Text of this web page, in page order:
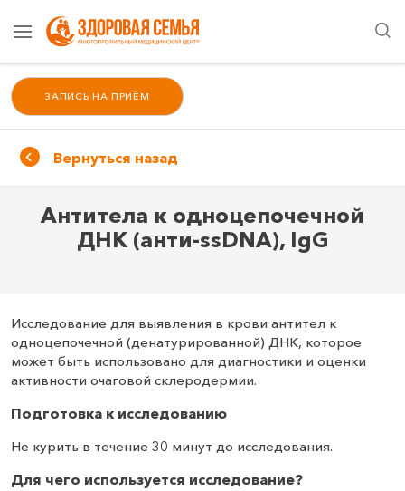
ЗАПИСЬ НА ПРИЁМ
Вернуться назад
Антитела к одноцепочечной
ДНК (анти-ssDNA), IgG
Исследование для выявления в крови антител к
одноцепочечной (денатурированной) ДНК, которое
может быть использовано для диагностики и оценки
активности очаговой склеродермии.
Подготовка к исследованию
Не курить в течение 30 минут до исследования.
Для чего используется исследование?